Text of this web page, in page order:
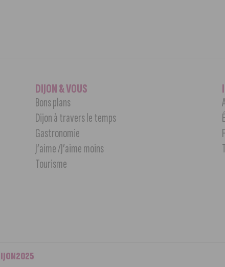
DIJON & VOUS
Bons plans
Dijon à travers le temps
Gastronomie
J’aime /J’aime moins
Tourisme